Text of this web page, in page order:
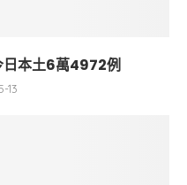
日本土6萬4972例
13